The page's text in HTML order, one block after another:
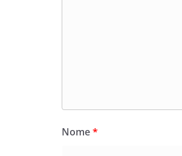
Nome*